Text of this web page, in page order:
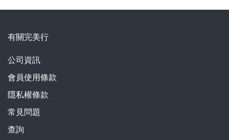
有關完美行
公司資訊
會員使用條款
隱私權條款
常見問題
查詢